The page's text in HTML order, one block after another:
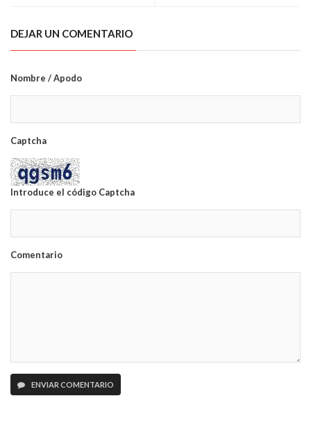
DEJAR UN COMENTARIO
Nombre / Apodo
Captcha
Introduce el código Captcha
Comentario
ENVIAR COMENTARIO